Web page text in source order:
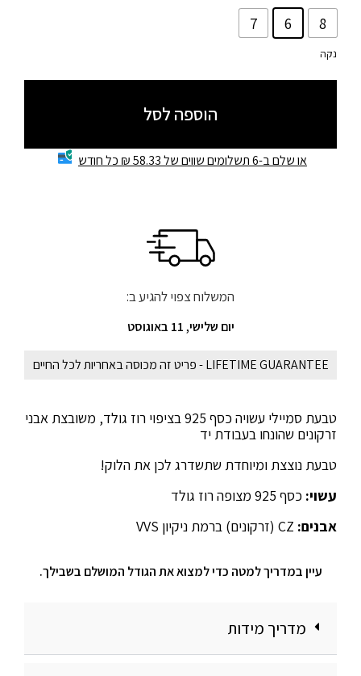
8
6
7
נקה
הוספה לסל
או שלם ב-6 תשלומים שווים של 58.33 ₪ כל חודש
המשלוח צפוי להגיע ב:
יום שלישי, 11 באוגוסט
LIFETIME GUARANTEE - פריט זה מכוסה באחריות לכל החיים
טבעת סמיילי עשויה כסף 925 בציפוי רוז גולד, משובצת אבני
זרקונים שהונחו בעבודת יד
טבעת נוצצת ומיוחדת שתשדרג לכן את הלוק!
עשוי: כסף 925 מצופה רוז גולד
אבנים:
עיין במדריך למטה כדי למצוא את הגודל המושלם בשבילך.
מדריך מידות